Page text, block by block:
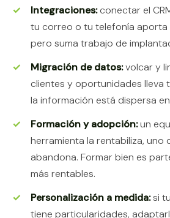
Integraciones:conectar el
tu correo o tu telefonía aporta
pero suma trabajo de
Migración de datos:volcar y
clientes y oportunidades lleva
la información está dispersa
Formación y adopción:un
herramienta la rentabiliza, uno
abandona. Formar bien es
más rentables.
Personalización a medida:si
tiene particularidades,